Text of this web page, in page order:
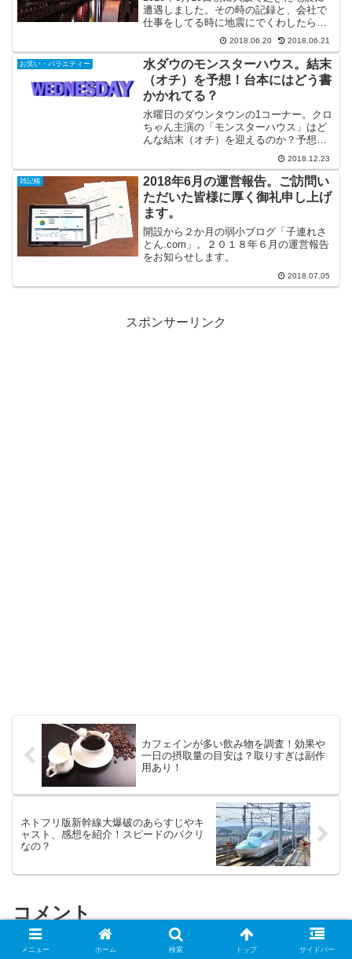
遭遇しました。その時の記録と、会社で
仕事をしてる時に地震にでくわしたらど
うするべきか？帰宅困難者にならない為
に今回の経験をもとに対策を考えてみま
した。会社員の地震対策必需品もご紹介
しています。
2018.06.20 2018.06.21
お笑い・バラエティー
水ダウのモンスターハウス。結末
（オチ）を予想！台本にはどう書
かかれてる？
水曜日のダウンタウンの1コーナー。クロ
ちゃん主演の「モンスターハウス」はど
んな結末（オチ）を迎えるのか？予想を
してみましょう！うっすらと存在が見え
隠れする台本には、オチはどう書かかれ
てるのでしょうか？ガチなのか？ヤラセ
なのか？
2018.12.23
雑記帳
2018年6月の運営報告。ご訪問い
ただいた皆様に厚く御礼申し上げ
ます。
開設から２か月の弱小ブログ「子連れさ
とん.com」。２０１８年６月の運営報告
をお知らせします。
2018.07.05
スポンサーリンク
カフェインが多い飲み物を調査！効果や
一日の摂取量の目安は？取りすぎは副作
用あり！
ネトフリ版新幹線大爆破のあらすじやキ
ャスト、感想を紹介！スピードのパクリ
なの？
コメント
メニュー ホーム 検索 トップ サイドバー